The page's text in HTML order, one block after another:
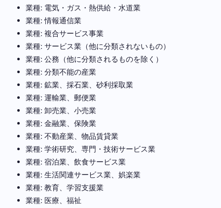
業種: 電気・ガス・熱供給・水道業
業種: 情報通信業
業種: 複合サービス事業
業種: サービス業（他に分類されないもの）
業種: 公務（他に分類されるものを除く）
業種: 分類不能の産業
業種: 鉱業、採石業、砂利採取業
業種: 運輸業、郵便業
業種: 卸売業、小売業
業種: 金融業、保険業
業種: 不動産業、物品賃貸業
業種: 学術研究、専門・技術サービス業
業種: 宿泊業、飲食サービス業
業種: 生活関連サービス業、娯楽業
業種: 教育、学習支援業
業種: 医療、福祉